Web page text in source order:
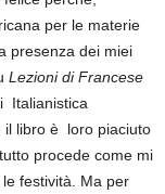
per le materie
presenza dei miei
Lezioni di Francese
Italianistica
il libro è loro piaciuto
procede come mi
festività. Ma per